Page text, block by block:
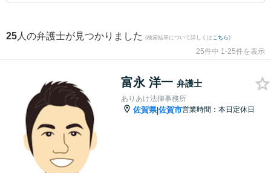
25 人の弁護士が見つかりました (検索結果について詳しくは こちら)
25件中 1-25件を表示
富永 洋一 弁護士
ありあけ法律事務所
佐賀県|佐賀市営業時間：本日定休日